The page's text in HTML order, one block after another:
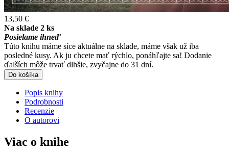
13,50 €
Na sklade 2 ks
Posielame ihneď
Túto knihu máme síce aktuálne na sklade, máme však už iba
posledné kusy. Ak ju chcete mať rýchlo, ponáhľajte sa! Dodanie
ďalších môže trvať dlhšie, zvyčajne do 31 dní.
Do košíka
Popis knihy
Podrobnosti
Recenzie
O autorovi
Viac o knihe